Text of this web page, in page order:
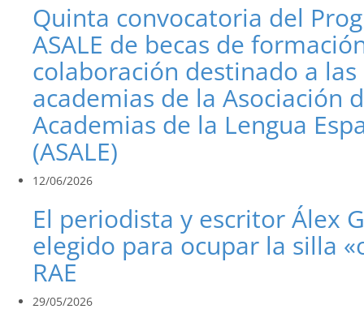
Quinta convocatoria del
ASALE de becas de
colaboración destinado a las
academias de la Asociación
Academias de la Lengua
(ASALE)
12/06/2026
El periodista y escritor Álex
elegido para ocupar la silla
RAE
29/05/2026